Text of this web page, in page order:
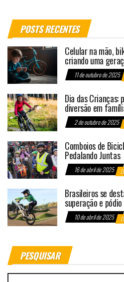
POSTS RECENTES
Celular na mão,
criando uma
11 de outubro de 2025
Dia das Crianças:
diversão em
2 de outubro de 2025
Comboios de
Pedalando Juntas
16 de abril de 2025 0
Brasileiros se
superação e
10 de abril de 2025 0
PESQUISAR